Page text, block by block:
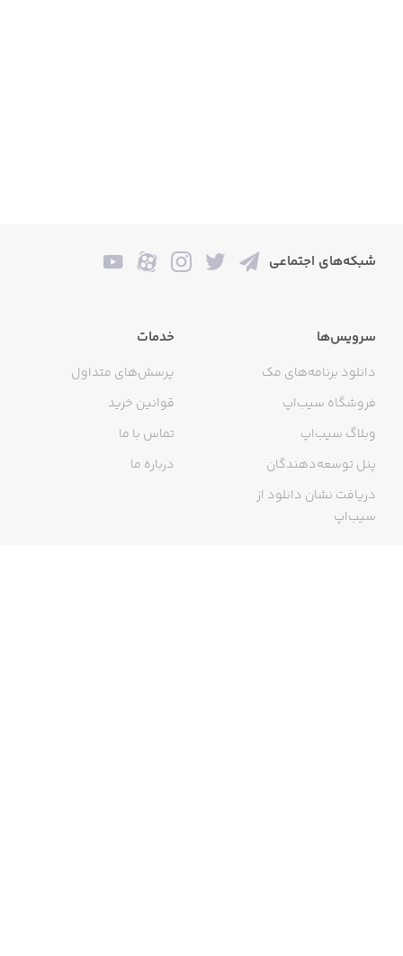
شبکه‌های اجتماعی
سرویس‌ها
دانلود برنامه‌های مک
فروشگاه سیب‌اپ
وبلاگ سیب‌اپ
پنل توسعه‌دهندگان
دریافت نشان دانلود از
سیب‌اپ
خدمات
پرسش‌های متداول
قوانین خرید
تماس با ما
درباره ما